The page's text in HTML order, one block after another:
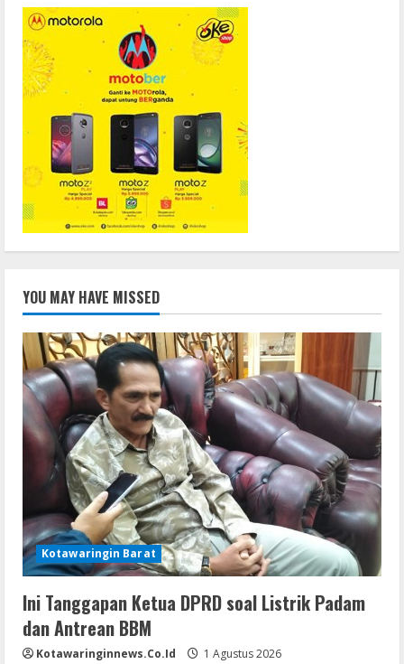
YOU MAY HAVE MISSED
Kotawaringin Barat
Ini Tanggapan Ketua DPRD soal Listrik Padam
dan Antrean BBM
Kotawaringinnews.co.id 1 Agustus 2026